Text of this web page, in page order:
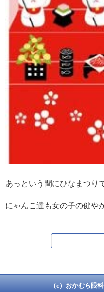
あっという間にひなまつり
にゃんこ達も女の子の健や
（c）おかむら眼科